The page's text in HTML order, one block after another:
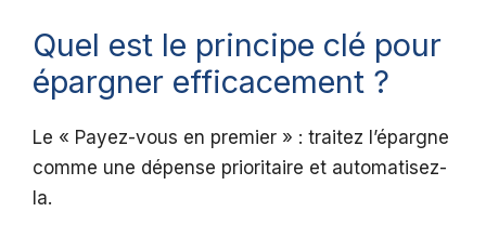
Quel est le principe clé pour
épargner efficacement ?
Le « Payez-vous en premier » : traitez l’épargne
comme une dépense prioritaire et automatisez-
la.